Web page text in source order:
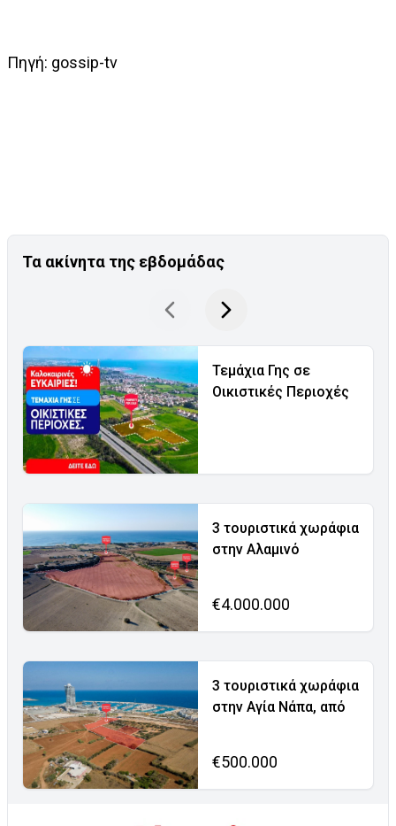
Πηγή: gossip-tv
Τα ακίνητα της εβδομάδας
Τεμάχια Γης σε
Οικιστικές Περιοχές
3 τουριστικά χωράφια
στην Αλαμινό
€4.000.000
3 τουριστικά χωράφια
στην Αγία Νάπα, από
€500.000